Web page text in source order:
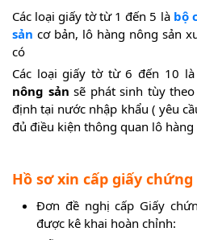
Các loại giấy tờ từ 1 đến 5 là bộ
sản cơ bản, lô hàng nông sản
có
Các loại giấy tờ từ 6 đến 10 là
nông sản sẽ phát sinh tùy
định tại nước nhập khẩu ( yêu
đủ điều kiện thông quan lô
Hồ sơ xin cấp giấy
Đơn đề nghị cấp Giấy
được kê khai hoàn chỉnh: